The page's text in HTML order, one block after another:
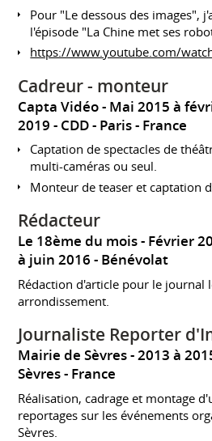
Pour "Le dessous des images",
l'épisode "La Chine met ses
https://www.youtube.com/
Cadreur - monteur
Capta Vidéo
Mai 2015 à
2019 CDD Paris France
Captation de spectacles de
multi-caméras ou seul.
Monteur de teaser et captation
Rédacteur
Le 18ème du mois
Février
à juin 2016 Bénévolat
Rédaction d'article pour le journal
arrondissement.
Journaliste Reporter
Mairie de Sèvres 2013 à
Sèvres
France
Réalisation, cadrage et montage
reportages sur les événements
Sèvres.